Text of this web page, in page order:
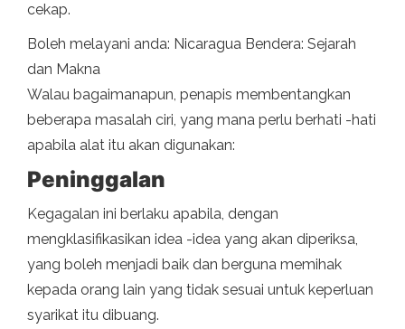
cekap.
Boleh melayani anda: Nicaragua Bendera: Sejarah
dan Makna
Walau bagaimanapun, penapis membentangkan
beberapa masalah ciri, yang mana perlu berhati -hati
apabila alat itu akan digunakan:
Peninggalan
Kegagalan ini berlaku apabila, dengan
mengklasifikasikan idea -idea yang akan diperiksa,
yang boleh menjadi baik dan berguna memihak
kepada orang lain yang tidak sesuai untuk keperluan
syarikat itu dibuang.